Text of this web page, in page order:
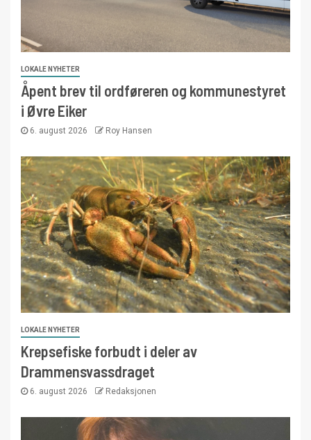
LOKALE NYHETER
Åpent brev til ordføreren og kommunestyret
i Øvre Eiker
6. august 2026 Roy Hansen
LOKALE NYHETER
Krepsefiske forbudt i deler av
Drammensvassdraget
6. august 2026 Redaksjonen